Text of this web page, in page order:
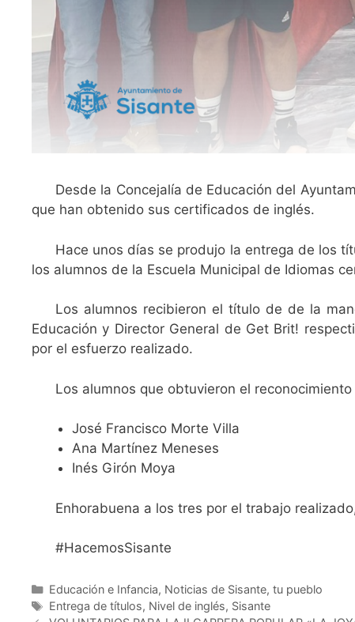
Desde la Concejalía de Educación del
que han obtenido sus certificados de inglés.
Hace unos días se produjo la entrega de los
los alumnos de la Escuela Municipal de Idiomas
Los alumnos recibieron el título de de la
Educación y Director General de Get Brit!
por el esfuerzo realizado.
Los alumnos que obtuvieron el reconocimiento
José Francisco Morte Villa
Ana Martínez Meneses
Inés Girón Moya
Enhorabuena a los tres por el trabajo
#HacemosSisante
Educación e Infancia, Noticias de Sisante, tu pueblo
Entrega de títulos, Nivel de inglés, Sisante